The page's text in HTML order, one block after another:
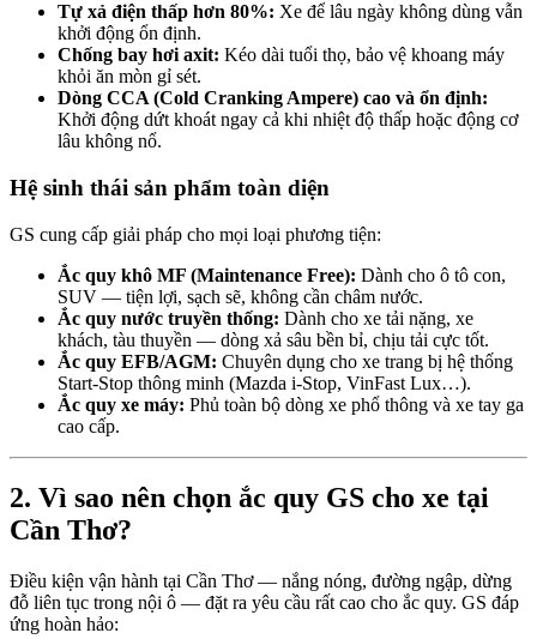
Tự xả điện thấp hơn 80%: Xe để lâu ngày không dùng vẫn
khởi động ổn định.
Chống bay hơi axit: Kéo dài tuổi thọ, bảo vệ khoang máy
khỏi ăn mòn gỉ sét.
Dòng CCA (Cold Cranking Ampere) cao và ổn định:
Khởi động dứt khoát ngay cả khi nhiệt độ thấp hoặc động cơ
lâu không nổ.
Hệ sinh thái sản phẩm toàn diện
GS cung cấp giải pháp cho mọi loại phương tiện:
Ắc quy khô MF (Maintenance Free): Dành cho ô tô con,
SUV — tiện lợi, sạch sẽ, không cần châm nước.
Ắc quy nước truyền thống: Dành cho xe tải nặng, xe
khách, tàu thuyền — dòng xả sâu bền bỉ, chịu tải cực tốt.
Ắc quy EFB/AGM: Chuyên dụng cho xe trang bị hệ thống
Start-Stop thông minh (Mazda i-Stop, VinFast Lux…).
Ắc quy xe máy: Phủ toàn bộ dòng xe phổ thông và xe tay ga
cao cấp.
2. Vì sao nên chọn ắc quy GS cho xe tại
Cần Thơ?
Điều kiện vận hành tại Cần Thơ — nắng nóng, đường ngập, dừng
đỗ liên tục trong nội ô — đặt ra yêu cầu rất cao cho ắc quy. GS đáp
ứng hoàn hảo: